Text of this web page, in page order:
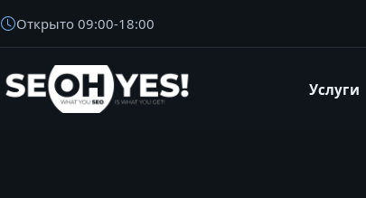
Открыто09:00-18:00
SEOH Услуги